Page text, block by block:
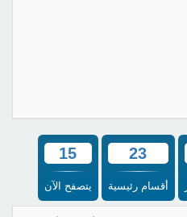
23
أقسام رئيسية
15
يتصفح الآن